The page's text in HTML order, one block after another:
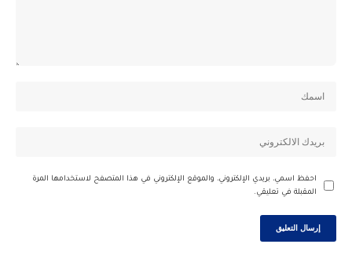
احفظ اسمي، بريدي الإلكتروني، والموقع الإلكتروني في هذا المتصفح لاستخدامها المرة
المقبلة في تعليقي.